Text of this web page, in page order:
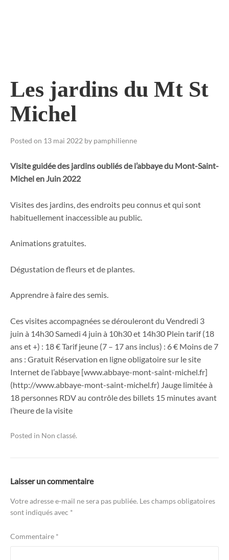
Les jardins du Mt St
Michel
Posted on 13 mai 2022 by pamphilienne
Visite guidée des jardins oubliés de l’abbaye du Mont-Saint-
Michelen Juin 2022
Visites des jardins, des endroits peu connus et qui sont
habituellement inaccessible au public.
Animations gratuites.
Dégustation de fleurs et de plantes.
Apprendre à faire des semis.
Ces visites accompagnées se dérouleront du Vendredi 3
juin à 14h30 Samedi 4 juin à 10h30 et 14h30 Plein tarif (18
ans et +) : 18 € Tarif jeune (7 – 17 ans inclus) : 6 € Moins de 7
ans : Gratuit Réservation en ligne obligatoire sur le site
Internet de l’abbaye [www.abbaye-mont-saint-michel.fr]
(http://www.abbaye-mont-saint-michel.fr) Jauge limitée à
18 personnes RDV au contrôle des billets 15 minutes avant
l’heure de la visite
Posted in Non classé.
Laisser un commentaire
Votre adresse e-mail ne sera pas publiée. Les champs obligatoires
sont indiqués avec *
Commentaire *